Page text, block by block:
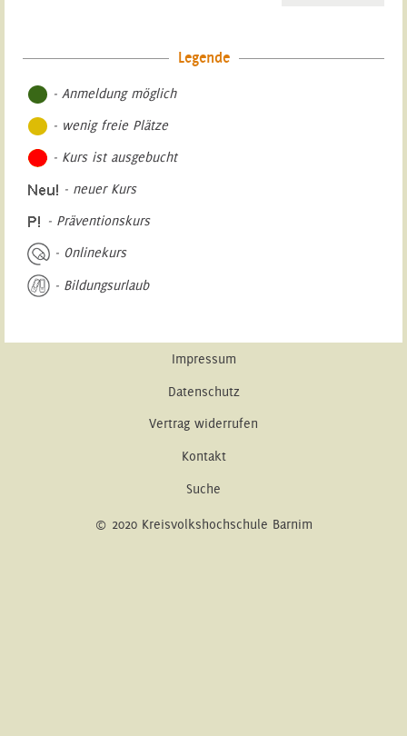
Legende
- Anmeldung möglich
- wenig freie Plätze
- Kurs ist ausgebucht
- neuer Kurs
- Präventionskurs
- Onlinekurs
- Bildungsurlaub
Impressum
Datenschutz
Vertrag widerrufen
Kontakt
Suche
© 2020 Kreisvolkshochschule Barnim